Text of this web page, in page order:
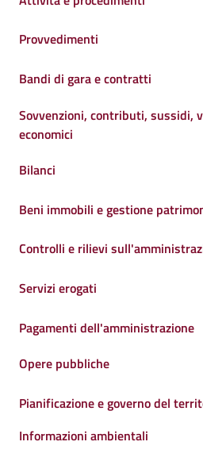
Provvedimenti
Bandi di gara e contratti
Sovvenzioni, contributi, sussidi,
economici
Bilanci
Beni immobili e gestione
Controlli e rilievi
Servizi erogati
Pagamenti dell'amministrazione
Opere pubbliche
Pianificazione e governo del
Informazioni ambientali